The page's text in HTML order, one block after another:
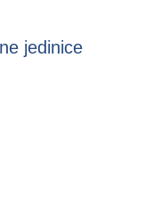
jedinice